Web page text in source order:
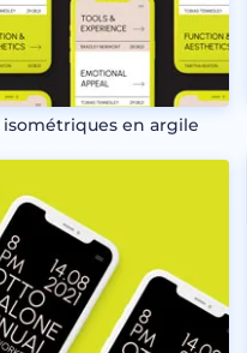
isométriques en argile